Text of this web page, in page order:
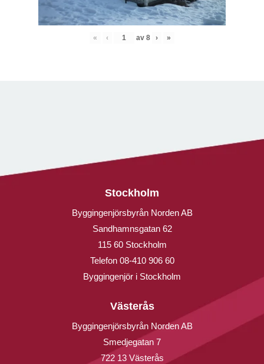
« ‹ av 8 › »
Stockholm
Byggingenjörsbyrån Norden AB
Sandhamnsgatan 62
115 60 Stockholm
Telefon 08-410 906 60
Byggingenjör i Stockholm
Västerås
Byggingenjörsbyrån Norden AB
Smedjegatan 7
722 13 Västerås